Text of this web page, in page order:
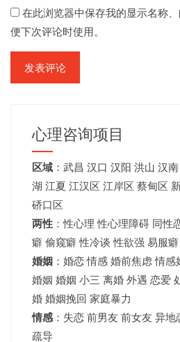
在此浏览器中保存我的显示名称
便下次评论时使用。
心理咨询项目
区域 ： 武昌 汉口 汉阳 洪山 汉南
湖 江夏 江汉区 江岸区 蔡甸区
硚口区
两性 ：性心理 性心理障碍 同性
癖 偷窥癖 性冷谈 性欲强 易服
婚姻 ：婚恋 情感 婚前焦虑 情
婚姻 婚姻 小三 离婚 外遇 恋爱
婚 婚姻挽回 家庭暴力
情感 ：失恋 前男友 前女友 异
疏导